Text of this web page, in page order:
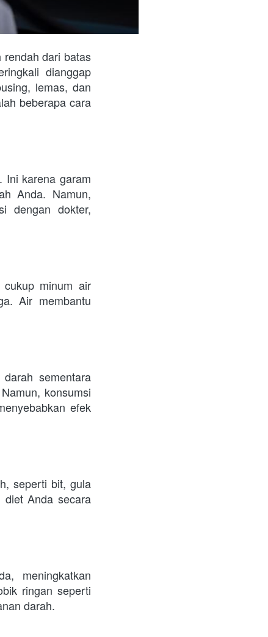
dari batas
dianggap
lemas, dan
beberapa cara
Ini karena garam
Anda. Namun,
dengan dokter,
cukup minum air
Air membantu
sementara
konsumsi
efek
seperti bit, gula
diet Anda secara
meningkatkan
ringan seperti
darah.